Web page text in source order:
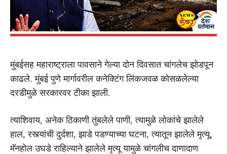
मुंबईसह महाराष्ट्राला पावसाने गेल्या दोन दिवसात चांगलेच झोडपून
काढले. मुंबई पुणे मार्गावरील कनेक्टिंग लिंकजवळ कोसळलेल्या
दरडीमुळे सरकारवर टीका झाली.
त्याशिवाय, अनेक ठिकाणी तुंबलेले पाणी, त्यामुळे लोकांचे झालेले
हाल, रस्त्यांची दुर्दशा, झाडे पडण्याच्या घटना, त्यातून झालेले मृत्यू,
मॅनहोल उघडे राहिल्याने झालेले मृत्यू यामुळे चांगलीच दाणादाण